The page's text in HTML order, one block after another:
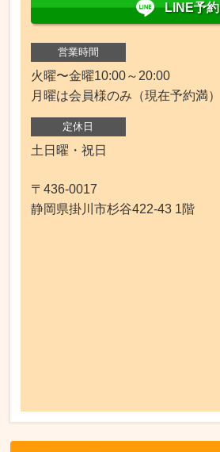
LINE予約
営業時間
火曜〜金曜10:00～20:00
月曜は会員様のみ（現在予約満）
定休日
土日曜・祝日
〒436-0017
静岡県掛川市杉谷422-43 1階